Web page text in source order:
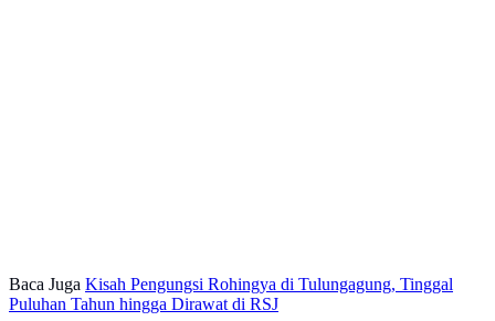
Baca Juga Kisah Pengungsi Rohingya di Tulungagung, Tinggal
Puluhan Tahun hingga Dirawat di RSJ